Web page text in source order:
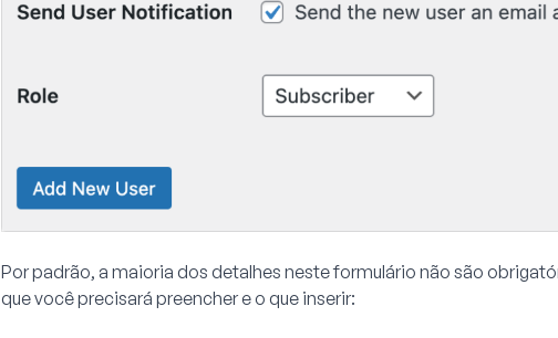
Por padrão, a maioria dos detalhes neste formulário não são
que você precisará preencher e o que inserir: